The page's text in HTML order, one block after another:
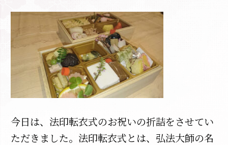
今日は、法印転衣式のお祝いの折詰をさせてい
ただきました。法印転衣式とは、弘法大師の名